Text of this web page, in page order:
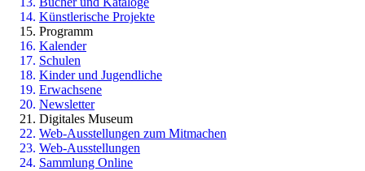
Künstlerische Projekte
Programm
Kalender
Schulen
Kinder und Jugendliche
Erwachsene
Newsletter
Digitales Museum
Web-Ausstellungen zum Mitmachen
Web-Ausstellungen
Sammlung Online